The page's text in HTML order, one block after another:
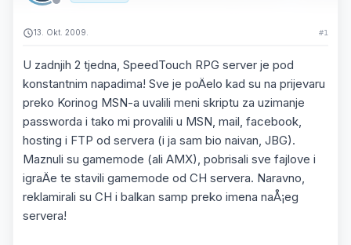
13. Okt. 2009. #1
U zadnjih 2 tjedna, SpeedTouch RPG server je pod
konstantnim napadima! Sve je poÄelo kad su na prijevaru
preko Korinog MSN-a uvalili meni skriptu za uzimanje
passworda i tako mi provalili u MSN, mail, facebook,
hosting i FTP od servera (i ja sam bio naivan, JBG).
Maznuli su gamemode (ali AMX), pobrisali sve fajlove i
igraÄe te stavili gamemode od CH servera. Naravno,
reklamirali su CH i balkan samp preko imena naÅ¡eg
servera!